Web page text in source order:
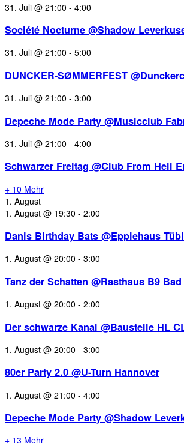
31. Juli @ 21:00 - 4:00
Société Nocturne @Shadow
31. Juli @ 21:00 - 5:00
DUNCKER-SØMMERFEST
31. Juli @ 21:00 - 3:00
Depeche Mode Party @Musicclub
31. Juli @ 21:00 - 4:00
Schwarzer Freitag @Club From Hell
+ 10 Mehr
1. August
1. August @ 19:30 - 2:00
Danis Birthday Bats @Epplehaus
1. August @ 20:00 - 3:00
Tanz der Schatten @Rasthaus B9
1. August @ 20:00 - 2:00
Der schwarze Kanal @Baustelle HL
1. August @ 20:00 - 3:00
80er Party 2.0 @U-Turn Hannover
1. August @ 21:00 - 4:00
Depeche Mode Party @Shadow
+ 13 Mehr